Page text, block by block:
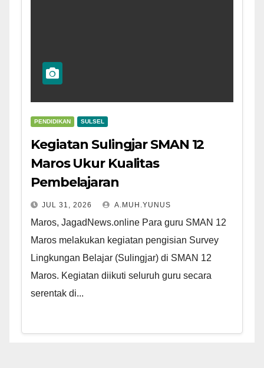
PENDIDIKAN SULSEL
Kegiatan Sulingjar SMAN 12
Maros Ukur Kualitas
Pembelajaran
JUL 31, 2026 A.MUH.YUNUS
Maros, JagadNews.online Para guru SMAN 12
Maros melakukan kegiatan pengisian Survey
Lingkungan Belajar (Sulingjar) di SMAN 12
Maros. Kegiatan diikuti seluruh guru secara
serentak di...